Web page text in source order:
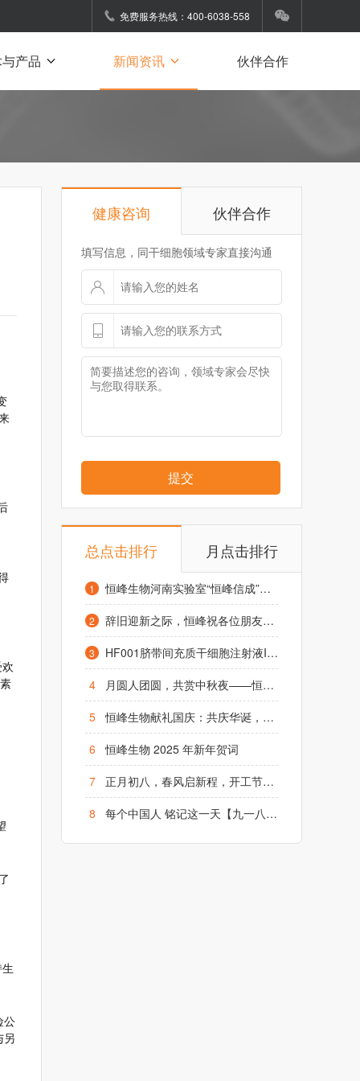
免费服务热线：400-6038-558
产品 新闻资讯 伙伴合作
公
另
健康咨询 伙伴合作
填写信息，同干细胞领域专家直接沟通
提交
总点击排行 月点击排行
1 恒峰生物河南实验室“恒峰信成”项目启动仪式在凤泉区举行
2 辞旧迎新之际，恒峰祝各位朋友元旦快乐，阖家幸福！
3
HF001脐带间充质干细胞注射液IND获受理，1.2亿糖友或迎来治疗“新希望”
4
月圆人团圆，共赏中秋夜——恒峰生物致全体同仁及合作伙伴的中秋祝福
5
恒峰生物献礼国庆：共庆华诞，祈愿昌盛
6
恒峰生物 2025 年新年贺词
7
正月初八，春风启新程，开工节节高！
8
每个中国人 铭记这一天【九一八】勿忘国耻、铭记历史